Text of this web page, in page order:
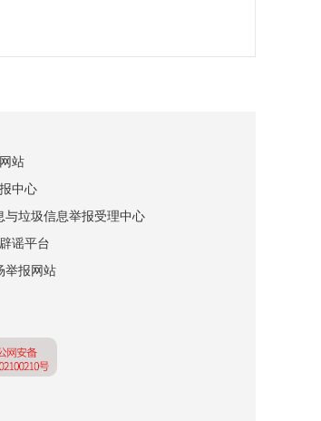
站
中心
与垃圾信息举报受理中心
谣平台
举报网站